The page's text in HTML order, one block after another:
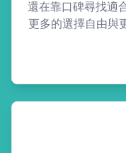
還在靠口碑尋找適
更多的選擇自由與